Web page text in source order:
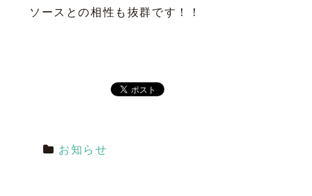
ソースとの相性も抜群です！！
お知らせ